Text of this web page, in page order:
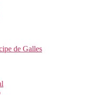
de Galles